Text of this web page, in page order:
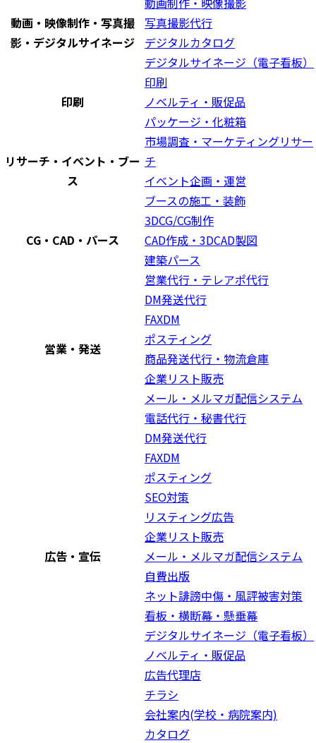
動画・映像制作・写真撮
影・デジタルサイネージ
写真撮影代行
デジタルカタログ
デジタルサイネージ（電子看板）
印刷
印刷
ノベルティ・販促品
パッケージ・化粧箱
リサーチ・イベント・ブー
ス
市場調査・マーケティングリサー
チ
イベント企画・運営
ブースの施工・装飾
CG・CAD・パース
3DCG/CG制作
CAD作成・3DCAD製図
建築パース
営業・発送
営業代行・テレアポ代行
DM発送代行
FAXDM
ポスティング
商品発送代行・物流倉庫
企業リスト販売
メール・メルマガ配信システム
電話代行・秘書代行
広告・宣伝
DM発送代行
FAXDM
ポスティング
SEO対策
リスティング広告
企業リスト販売
メール・メルマガ配信システム
自費出版
ネット誹謗中傷・風評被害対策
看板・横断幕・懸垂幕
デジタルサイネージ（電子看板）
ノベルティ・販促品
広告代理店
チラシ
会社案内(学校・病院案内)
カタログ